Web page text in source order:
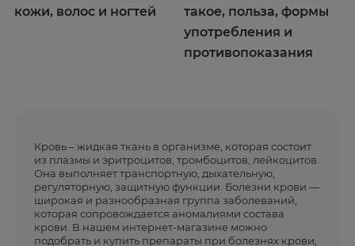
кожи, волос и ногтей
такое, польза, формы
употребления и
противопоказания
Кровь – жидкая ткань в организме, которая состоит
из плазмы и эритроцитов, тромбоцитов, лейкоцитов.
Она выполняет транспортную, дыхательную,
регуляторную, защитную функции. Болезни крови —
широкая и разнообразная группа заболеваний,
которая сопровождается аномалиями состава
крови. В нашем интернет-магазине можно
подобрать и купить препараты при болезнях крови,